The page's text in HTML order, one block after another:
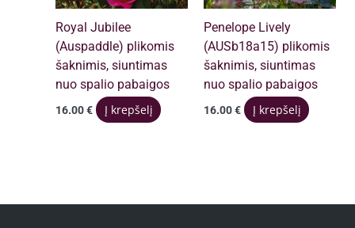
Royal Jubilee
(Auspaddle) plikomis
šaknimis, siuntimas
nuo spalio pabaigos
16.00€ Į krepšelį
Penelope Lively
(AUSb18a15) plikomis
šaknimis, siuntimas
nuo spalio pabaigos
16.00€ Į krepšelį